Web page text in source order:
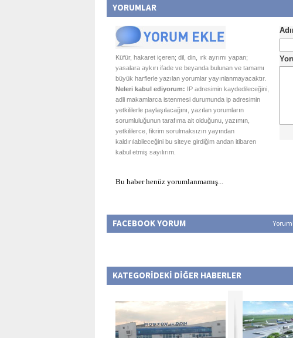
YORUMLAR
Küfür, hakaret içeren; dil, din, ırk ayrımı yapan;
yasalara aykırı ifade ve beyanda bulunan ve tamamı
büyük harflerle yazılan yorumlar yayınlanmayacaktır.
Neleri kabul ediyorum: IP adresimin kaydedileceğini,
adli makamlarca istenmesi durumunda ip adresimin
yetkililerle paylaşılacağını, yazılan yorumların
sorumluluğunun tarafıma ait olduğunu, yazımın,
yetkililerce, fikrim sorulmaksızın yayından
kaldırılabileceğini bu siteye girdiğim andan itibaren
kabul etmiş sayılırım.
Bu haber henüz yorumlanmamış...
FACEBOOK YORUM
KATEGORİDEKİ DİĞER HABERLER